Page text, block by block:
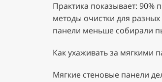
Практика показывает: 90%
методы очистки для
панели меньше собирали
Как ухаживать за мягкими
Мягкие стеновые панели